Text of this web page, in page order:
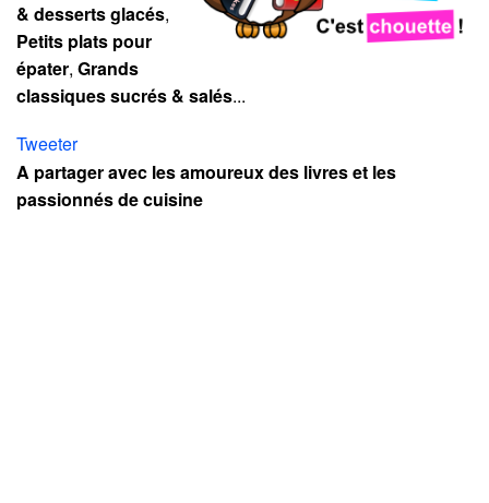
& desserts glacés,
Petits plats pour
épater, Grands
classiques sucrés & salés...
Tweeter
A partager avec les amoureux des livres et les
passionnés de cuisine